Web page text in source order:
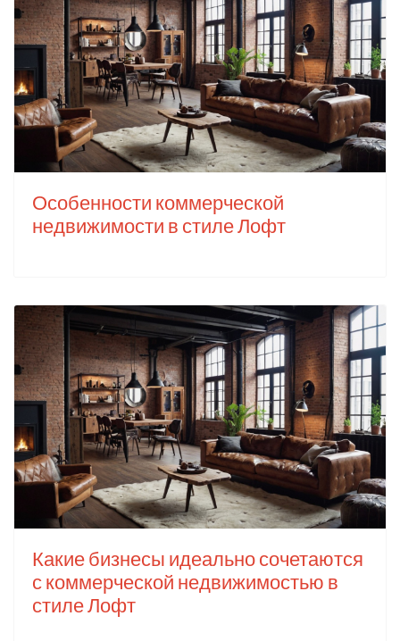
Особенности коммерческой
недвижимости в стиле Лофт
Какие бизнесы идеально сочетаются
с коммерческой недвижимостью в
стиле Лофт